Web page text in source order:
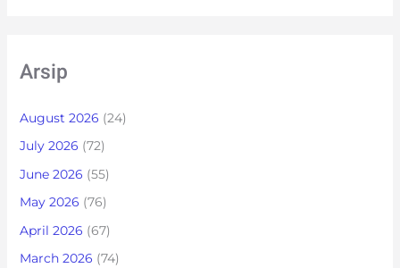
Arsip
August 2026 (24)
July 2026 (72)
June 2026 (55)
May 2026 (76)
April 2026 (67)
March 2026 (74)